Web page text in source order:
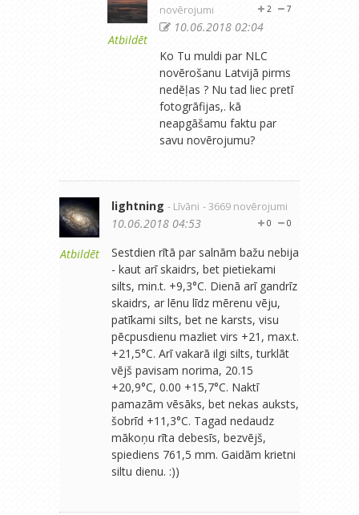
Atbildēt
novērojumi
7
2
10.06.2018 02:04
Ko Tu muldi par NLC
novērošanu Latvijā pirms
nedēļas ? Nu tad liec pretī
fotogrāfijas,. kā
neapgāšamu faktu par
savu novērojumu?
Atbildēt
lightning - Līvāni - 3669 novērojumi
0
0
10.06.2018 04:53
Sestdien rītā par salnām bažu nebija
- kaut arī skaidrs, bet pietiekami
silts, min.t. +9,3°C. Dienā arī gandrīz
skaidrs, ar lēnu līdz mērenu vēju,
patīkami silts, bet ne karsts, visu
pēcpusdienu mazliet virs +21, max.t.
+21,5°C. Arī vakarā ilgi silts, turklāt
vējš pavisam norima, 20.15
+20,9°C, 0.00 +15,7°C. Naktī
pamazām vēsāks, bet nekas auksts,
šobrīd +11,3°C. Tagad nedaudz
mākoņu rīta debesīs, bezvējš,
spiediens 761,5 mm. Gaidām krietni
siltu dienu. :))